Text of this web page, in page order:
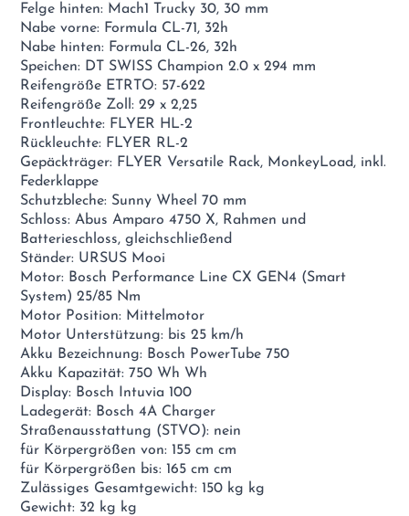
Felge hinten: Mach1 Trucky 30, 30 mm
Nabe vorne: Formula CL-71, 32h
Nabe hinten: Formula CL-26, 32h
Speichen: DT SWISS Champion 2.0 x 294 mm
Reifengröße ETRTO: 57-622
Reifengröße Zoll: 29 x 2,25
Frontleuchte: FLYER HL-2
Rückleuchte: FLYER RL-2
Gepäckträger: FLYER Versatile Rack, MonkeyLoad, inkl.
Federklappe
Schutzbleche: Sunny Wheel 70 mm
Schloss: Abus Amparo 4750 X, Rahmen und
Batterieschloss, gleichschließend
Ständer: URSUS Mooi
Motor: Bosch Performance Line CX GEN4 (Smart
System) 25/85 Nm
Motor Position: Mittelmotor
Motor Unterstützung: bis 25 km/h
Akku Bezeichnung: Bosch PowerTube 750
Akku Kapazität: 750 Wh Wh
Display: Bosch Intuvia 100
Ladegerät: Bosch 4A Charger
Straßenausstattung (STVO): nein
für Körpergrößen von: 155 cm cm
für Körpergrößen bis: 165 cm cm
Zulässiges Gesamtgewicht: 150 kg kg
Gewicht: 32 kg kg